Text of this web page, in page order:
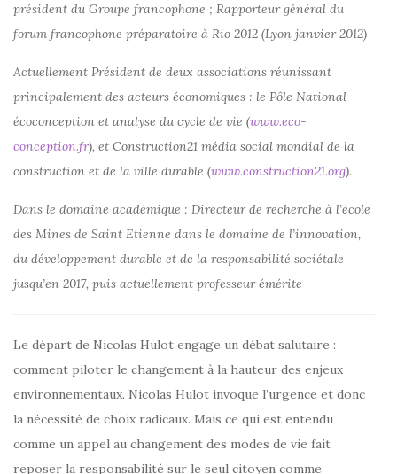
président du Groupe francophone ; Rapporteur général du
forum francophone préparatoire à Rio 2012 (Lyon janvier 2012)
Actuellement Président de deux associations réunissant
principalement des acteurs économiques : le Pôle National
écoconception et analyse du cycle de vie (www.eco-
conception.fr), et Construction21 média social mondial de la
construction et de la ville durable (www.construction21.org).
Dans le domaine académique : Directeur de recherche à l’école
des Mines de Saint Etienne dans le domaine de l’innovation,
du développement durable et de la responsabilité sociétale
jusqu’en 2017, puis actuellement professeur émérite
Le départ de Nicolas Hulot engage un débat salutaire :
comment piloter le changement à la hauteur des enjeux
environnementaux. Nicolas Hulot invoque l’urgence et donc
la nécessité de choix radicaux. Mais ce qui est entendu
comme un appel au changement des modes de vie fait
reposer la responsabilité sur le seul citoyen comme